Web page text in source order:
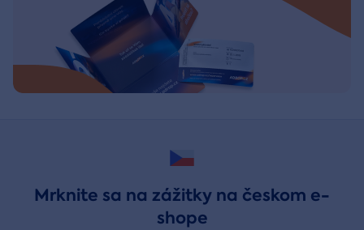
Mrknite sa na zážitky na českom e-
shope